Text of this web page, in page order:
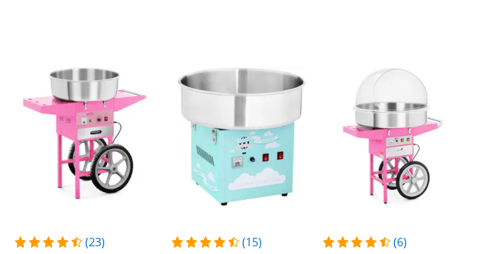
(23) (15) (6)